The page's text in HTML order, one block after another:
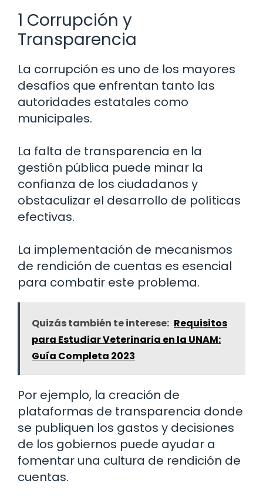
1 Corrupción y
Transparencia
La corrupción es uno de los mayores
desafíos que enfrentan tanto las
autoridades estatales como
municipales.
La falta de transparencia en la
gestión pública puede minar la
confianza de los ciudadanos y
obstaculizar el desarrollo de políticas
efectivas.
La implementación de mecanismos
de rendición de cuentas es esencial
para combatir este problema.
Quizás también te interese: Requisitos
para Estudiar Veterinaria en la UNAM:
Guía Completa 2023
Por ejemplo, la creación de
plataformas de transparencia donde
se publiquen los gastos y decisiones
de los gobiernos puede ayudar a
fomentar una cultura de rendición de
cuentas.